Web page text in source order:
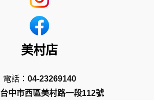
美村店
電話： 04-23269140
台中市西區美村路一段112號